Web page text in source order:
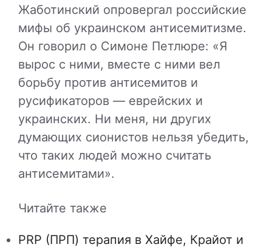
Жаботинский опровергал российские
мифы об украинском антисемитизме.
Он говорил о Симоне Петлюре: «Я
вырос с ними, вместе с ними вел
борьбу против антисемитов и
русификаторов — еврейских и
украинских. Ни меня, ни других
думающих сионистов нельзя убедить,
что таких людей можно считать
антисемитами».
Читайте также
PRP (ПРП) терапия в Хайфе, Крайот и